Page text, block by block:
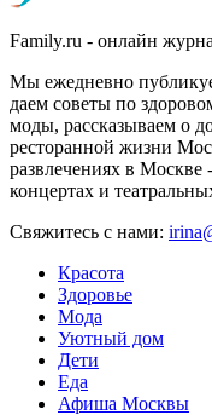
Family.ru - онлайн
Мы ежедневно
даем советы по
моды, рассказываем о
ресторанной жизни
развлечениях в Москве
концертах и
Свяжитесь с нами:
Красота
Здоровье
Мода
Уютный дом
Дети
Еда
Афиша Москвы